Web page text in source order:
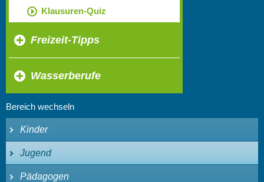
Klausuren-Quiz
Freizeit-Tipps
Wasserberufe
Bereich wechseln
Kinder
Jugend
Pädagogen